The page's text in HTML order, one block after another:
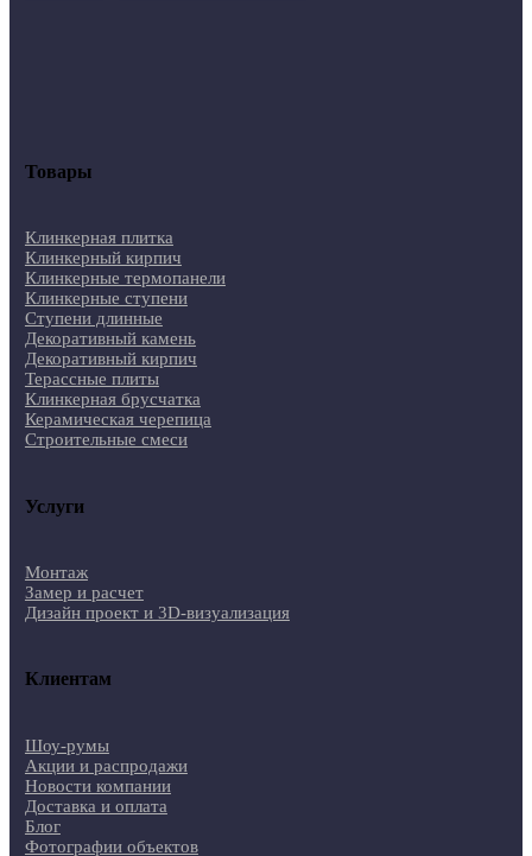
Товары
Клинкерная плитка
Клинкерный кирпич
Клинкерные термопанели
Клинкерные ступени
Ступени длинные
Декоративный камень
Декоративный кирпич
Терассные плиты
Клинкерная брусчатка
Керамическая черепица
Строительные смеси
Услуги
Монтаж
Замер и расчет
Дизайн проект и 3D-визуализация
Клиентам
Шоу-румы
Акции и распродажи
Новости компании
Доставка и оплата
Блог
Фотографии объектов